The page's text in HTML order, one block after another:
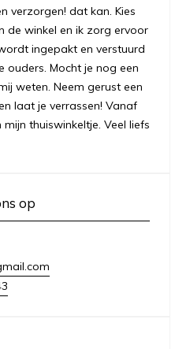
verzorgen! dat kan. Kies
de winkel en ik zorg ervoor
ingepakt en verstuurd
ouders. Mocht je nog een
weten. Neem gerust een
laat je verrassen! Vanaf
thuiswinkeltje. Veel liefs
op